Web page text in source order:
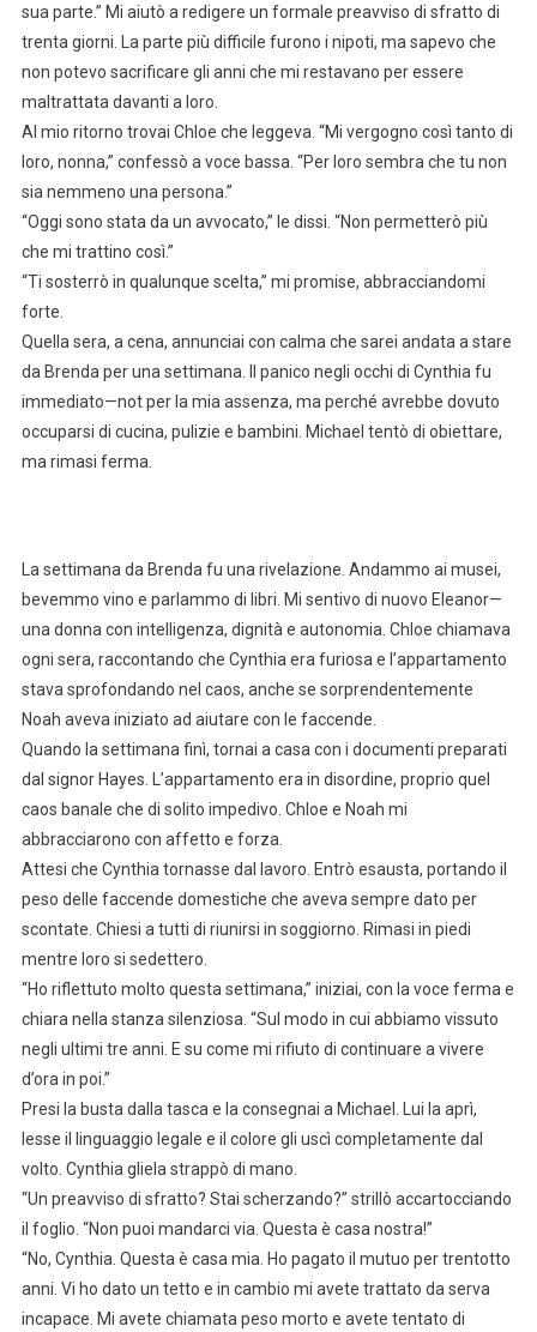
sua parte.” Mi aiutò a redigere un formale preavviso di sfratto di
trenta giorni. La parte più difficile furono i nipoti, ma sapevo che
non potevo sacrificare gli anni che mi restavano per essere
maltrattata davanti a loro.
Al mio ritorno trovai Chloe che leggeva. “Mi vergogno così tanto di
loro, nonna,” confessò a voce bassa. “Per loro sembra che tu non
sia nemmeno una persona.”
“Oggi sono stata da un avvocato,” le dissi. “Non permetterò più
che mi trattino così.”
“Ti sosterrò in qualunque scelta,” mi promise, abbracciandomi
forte.
Quella sera, a cena, annunciai con calma che sarei andata a stare
da Brenda per una settimana. Il panico negli occhi di Cynthia fu
immediato—not per la mia assenza, ma perché avrebbe dovuto
occuparsi di cucina, pulizie e bambini. Michael tentò di obiettare,
ma rimasi ferma.
La settimana da Brenda fu una rivelazione. Andammo ai musei,
bevemmo vino e parlammo di libri. Mi sentivo di nuovo Eleanor—
una donna con intelligenza, dignità e autonomia. Chloe chiamava
ogni sera, raccontando che Cynthia era furiosa e l’appartamento
stava sprofondando nel caos, anche se sorprendentemente
Noah aveva iniziato ad aiutare con le faccende.
Quando la settimana finì, tornai a casa con i documenti preparati
dal signor Hayes. L’appartamento era in disordine, proprio quel
caos banale che di solito impedivo. Chloe e Noah mi
abbracciarono con affetto e forza.
Attesi che Cynthia tornasse dal lavoro. Entrò esausta, portando il
peso delle faccende domestiche che aveva sempre dato per
scontate. Chiesi a tutti di riunirsi in soggiorno. Rimasi in piedi
mentre loro si sedettero.
“Ho riflettuto molto questa settimana,” iniziai, con la voce ferma e
chiara nella stanza silenziosa. “Sul modo in cui abbiamo vissuto
negli ultimi tre anni. E su come mi rifiuto di continuare a vivere
d’ora in poi.”
Presi la busta dalla tasca e la consegnai a Michael. Lui la aprì,
lesse il linguaggio legale e il colore gli uscì completamente dal
volto. Cynthia gliela strappò di mano.
“Un preavviso di sfratto? Stai scherzando?” strillò accartocciando
il foglio. “Non puoi mandarci via. Questa è casa nostra!”
“No, Cynthia. Questa è casa mia. Ho pagato il mutuo per trentotto
anni. Vi ho dato un tetto e in cambio mi avete trattato da serva
incapace. Mi avete chiamata peso morto e avete tentato di